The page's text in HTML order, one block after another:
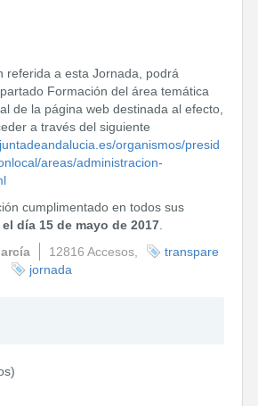
referida a esta Jornada, podrá
Formación del área temática
de la página web destinada al efecto,
a través del siguiente
organismos/presid
areas/administracion-
cumplimentado en todos sus
día 15 de mayo de 2017
12816 Accesos,
transpare
jornada